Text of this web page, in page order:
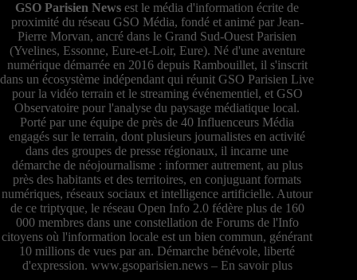
GSO Parisien News est le média d'information écrite de
proximité du réseau GSO Média, fondé et animé par Jean-
Pierre Morvan, ancré dans le Grand Sud-Ouest Parisien
(Yvelines, Essonne, Eure-et-Loir, Eure). Né d'une aventure
numérique démarrée en 2016 depuis Rambouillet, il s'inscrit
dans un écosystème indépendant qui réunit GSO Parisien Live
pour la vidéo terrain et le streaming événementiel, et GSO
Observatoire pour l'analyse du paysage médiatique local.
Porté par une équipe de près de 40 Influenceurs Média
engagés sur le terrain, dont plusieurs journalistes en activité
dans des groupes de presse régionaux, il incarne une
démarche de néojournalisme : informer autrement, au plus
près des habitants et des territoires, en conjuguant formats
numériques, réseaux sociaux et intelligence artificielle. Autour
de ce triptyque, le réseau Open Info 2.0 fédère plus de 160
000 membres dans une constellation de Forums de l'Info
citoyens où l'information locale est un bien commun, générant
10 millions de vues par an. Démarche bénévole, liberté
d'expression. www.gsoparisien.news– En savoir plus